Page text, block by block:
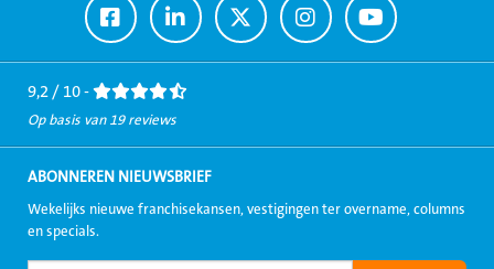
Ga
naar
Facebook
Ga
naar
LinkedIn
Ga
naar
Twitter
Ga
naar
Instagram
Ga
naar
Youtube
9,2 / 10 -
Op basis van 19 reviews
ABONNEREN NIEUWSBRIEF
Wekelijks nieuwe franchisekansen, vestigingen ter overname, columns
en specials.